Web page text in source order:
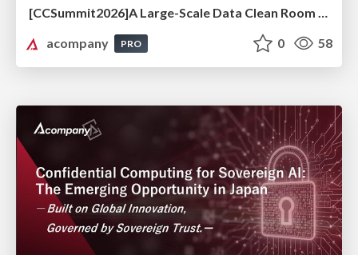
acompany
PRO 0 58